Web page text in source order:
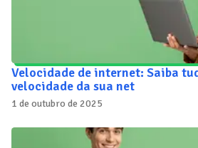
Velocidade de internet: Saiba
velocidade da sua net
1 de outubro de 2025